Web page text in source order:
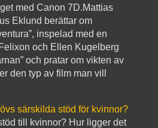
med Canon 7D.Mattias
Eklund berättar om
inspelad med en
och Ellen Kugelberg
och pratar om vikten av
den typ av film man vill
särskilda stöd för kvinnor?
till kvinnor? Hur ligger det